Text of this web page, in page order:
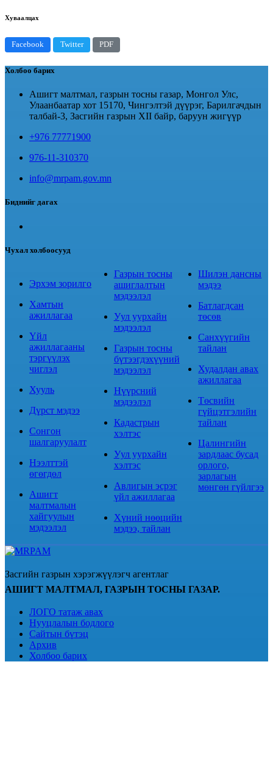
Хуваалцах
Facebook Twitter PDF
Холбоо барих
Ашигт малтмал, газрын тосны газар, Монгол Улс,
Улаанбаатар хот 15170, Чингэлтэй дүүрэг, Барилгачдын
талбай-3, Засгийн газрын XII байр, баруун жигүүр
+976 77771900
976-11-310370
info@mrpam.gov.mn
Биднийг дагах
Чухал холбоосууд
Эрхэм зорилго
Хамтын
ажиллагаа
Үйл
ажиллагааны
тэргүүлэх
чиглэл
Хууль
Дүрст мэдээ
Сонгон
шалгаруулалт
Нээлттэй
өгөгдөл
Ашигт
малтмалын
хайгуулын
мэдээлэл
Газрын тосны
ашиглалтын
мэдээлэл
Уул уурхайн
мэдээлэл
Газрын тосны
бүтээгдэхүүний
мэдээлэл
Нүүрсний
мэдээлэл
Кадастрын
хэлтэс
Уул уурхайн
хэлтэс
Авлигын эсрэг
үйл ажиллагаа
Хүний нөөцийн
мэдээ, тайлан
Шилэн дансны
мэдээ
Батлагдсан
төсөв
Санхүүгийн
тайлан
Худалдан авах
ажиллагаа
Төсвийн
гүйцэтгэлийн
тайлан
Цалингийн
зардлаас бусад
орлого,
зарлагын
мөнгөн гүйлгээ
Засгийн газрын хэрэгжүүлэгч агентлаг
АШИГТ МАЛТМАЛ, ГАЗРЫН ТОСНЫ ГАЗАР.
ЛОГО татаж авах
Нууцлалын бодлого
Сайтын бүтэц
Архив
Холбоо барих